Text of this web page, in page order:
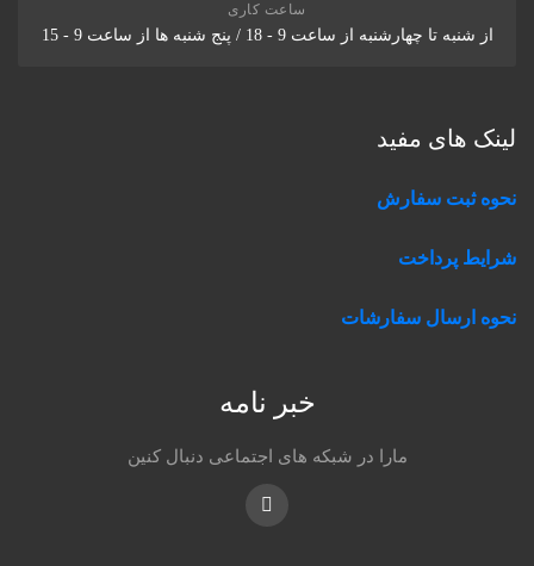
ساعت کاری
از شنبه تا چهارشنبه از ساعت 9 - 18 / پنج شنبه ها از ساعت 9 - 15
لینک های مفید
نحوه ثبت سفارش
شرایط پرداخت
نحوه ارسال سفارشات
خبر نامه
مارا در شبکه های اجتماعی دنبال کنین
Instagram